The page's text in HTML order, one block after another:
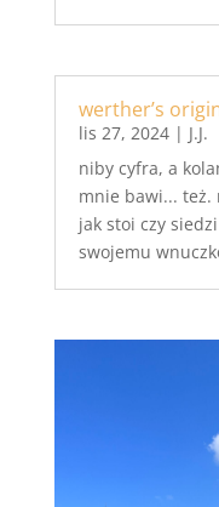
werther’s
lis 27, 2024| J.J.
niby cyfra, a
mnie bawi...
jak stoi czy
swojemu